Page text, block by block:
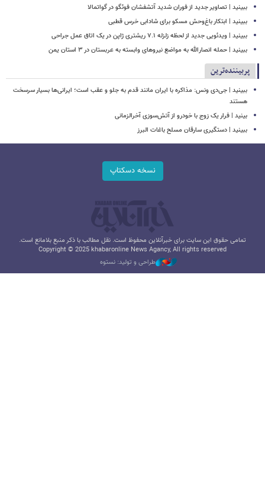
ببینید | تصاویر جدید از فوران شدید آتشفشان فوئگو در گواتمالا
ببینید | ابتکار باغ‌وحش مسکو برای شادابی خرس قطبی
ببینید | ویدئویی جدید از لحظه زلزله ۷.۱ ریشتری ژاپن در یک اتاق عمل جراحی
ببینید | حمله انصارالله به مواضع نیروهای وابسته به عربستان در ۳ استان یمن
پربیننده‌ترین
ببینید | جی‌دی ونس: مذاکره با ایران مانند قدم به جلو و عقب است؛ ایرانی‌ها بسیار سرسخت
هستند
بینید | فرار یک زوج با خودرو از آتش‌سوزی آخرالزمانی
ببینید | دستگیری سارقان مسلح باغات البرز
نسخه دسکتاپ
تمامی حقوق این سایت برای خبرآنلاین محفوظ است. نقل مطالب با ذکر منبع بلامانع است.
Copyright © 2025 khabaronline News Agancy, All rights reserved
طراحی و تولید: نستوه